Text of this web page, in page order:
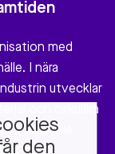
med
I nära
utvecklar
och cirkulära
samhälle.
den